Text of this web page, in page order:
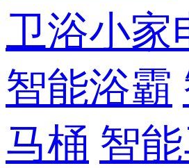
卫浴小家
智能浴霸
马桶 智